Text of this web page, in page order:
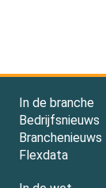
In de branche
Bedrijfsnieuws
Branchenieuws
Flexdata